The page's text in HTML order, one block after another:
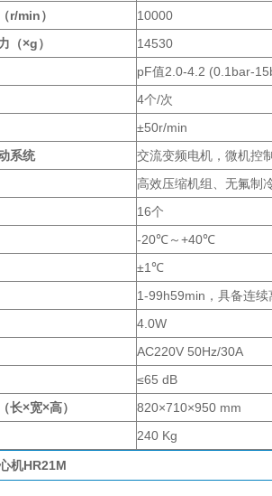
r/min）
10000
（×g）
14530
pF值2.0-4.2 (0.1bar-
4个/次
±50r/min
系统
交流变频电机，微机控制
高效压缩机组、无氟制
16个
-20℃～+40℃
±1℃
1-99h59min，具备连
4.0W
AC220V 50Hz/30A
≤65 dB
长×宽×高）
820×710×950 mm
240 Kg